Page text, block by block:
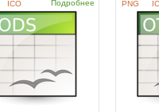
ICO Подробнее PNG